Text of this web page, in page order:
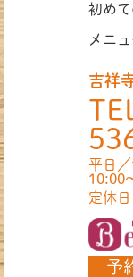
初め
メニ
吉祥
平日
10:00
定休
予